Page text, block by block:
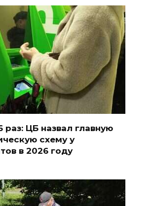
раз: ЦБ назвал главную
схему у
в 2026 году